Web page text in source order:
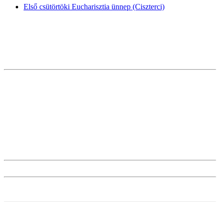
Első csütörtöki Eucharisztia ünnep (Ciszterci)